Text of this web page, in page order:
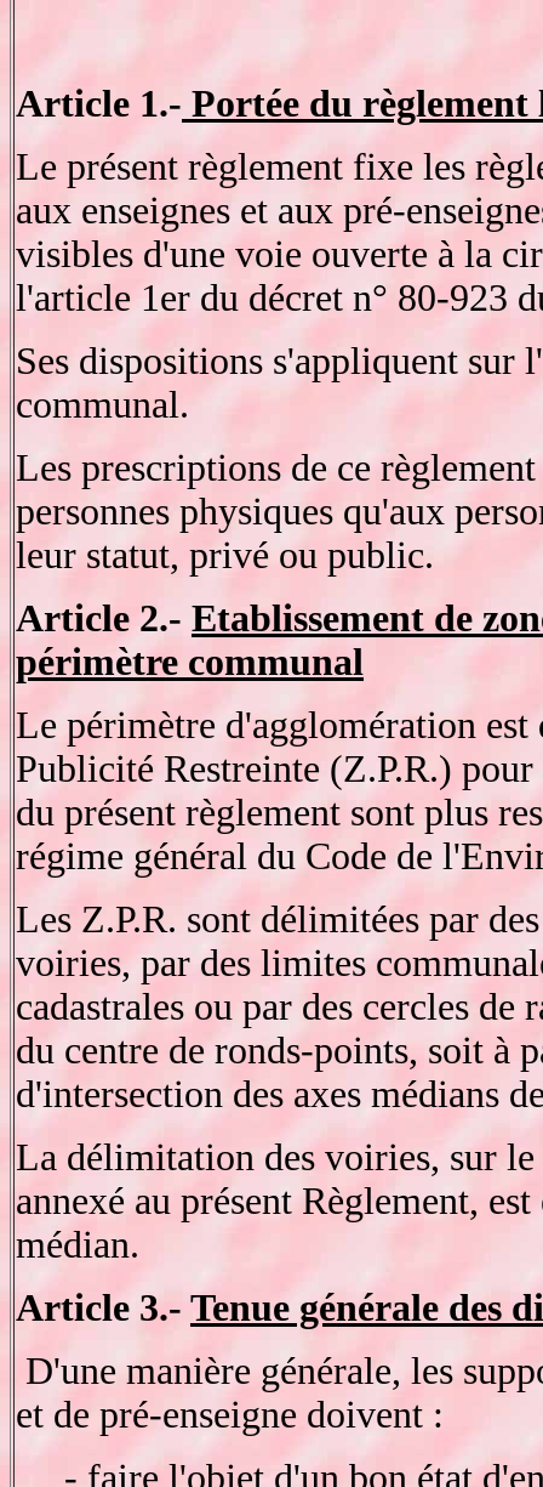
Article 1.- Portée du règlement
Le présent règlement fixe les
aux enseignes et aux pré-
visibles d'une voie ouverte à la
l'article 1er du décret n° 80-923
Ses dispositions s'appliquent sur
communal.
Les prescriptions de ce
personnes physiques qu'aux
leur statut, privé ou public.
Article 2.- Etablissement de
périmètre communal
Le périmètre d'agglomération est
Publicité Restreinte (Z.P.R.)
du présent règlement sont plus
régime général du Code de
Les Z.P.R. sont délimitées par
voiries, par des limites
cadastrales ou par des cercles
du centre de ronds-points, soit à
d'intersection des axes médians
La délimitation des voiries, sur
annexé au présent Règlement,
médian.
Article 3.- Tenue générale des
D'une manière générale, les
et de pré-enseigne doivent :
- faire l'objet d'un bon état